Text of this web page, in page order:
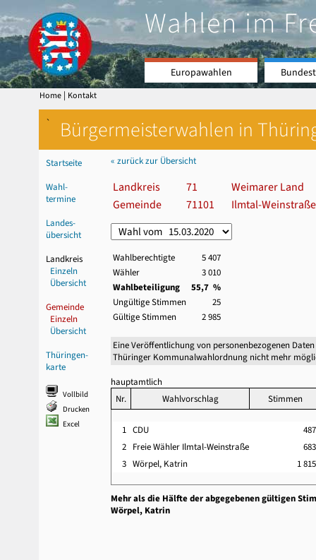
Wahlen im
Europawahlen
Home | Kontakt
` Bürgermeisterwahlen in
Startseite
Wahl-
termine
Landes-
übersicht
Landkreis
Einzeln
Übersicht
Gemeinde
Einzeln
Übersicht
Thüringen-
karte
Vollbild
Drucken
Excel
« zurück zur Übersicht
Landkreis 71
Weimarer Land
Gemeinde
71101 Ilmtal-Weinstraße
Wahlberechtigte
5 407
Wähler
3 010
Wahlbeteiligung
55,7 %
Ungültige Stimmen
25
Gültige Stimmen
2 985
Eine Veröffentlichung von personenbezogenen
Thüringer Kommunalwahlordnung nicht mehr
hauptamtlich
Nr.
Wahlvorschlag Stimmen
1 CDU
2 Freie Wähler Ilmtal-Weinstraße
3 Wörpel, Katrin 1 815
Mehr als die Hälfte der abgegebenen gültigen
Wörpel, Katrin